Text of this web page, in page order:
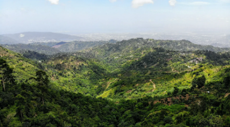
Gestion des freelances
PEO
Sous-traitez les opérations complexes liées à l’emploi
INFRASTRUCTURE
Intégration Remote
Intégrez vos RH aux flux de travail en toute simplicité
CROISSANCE
Start-ups
Des solutions agiles et internationales pour les RH et la
paie des entreprises en pleine croissance
Entreprises intermédiaires
Calculateur de paiement des freelances
Découvrez les devises disponibles et les vitesses de
paiement pour vos freelances internationaux
APPRENDRE AVEC REMOTE
Recherche et guides
Français
Deutsch
Español
Italiano